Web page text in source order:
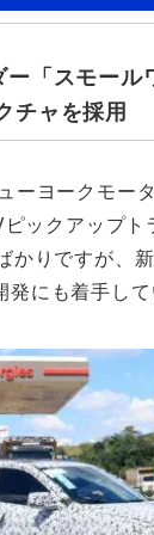
「スモール
チャを採用
ーヨークモー
ックアップト
かりですが、
発にも着手して